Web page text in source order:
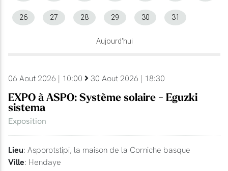
26 27 28 29 30 31
Aujourd'hui
06 Aout 2026 | 10:00 30 Aout 2026 | 18:30
EXPO à ASPO: Système solaire - Eguzki
sistema
Exposition
Lieu: Asporotstipi, la maison de la Corniche basque
Ville: Hendaye